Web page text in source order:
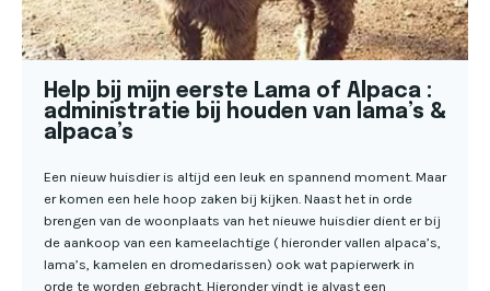
Help bij mijn eerste Lama of Alpaca :
administratie bij houden van lama’s &
alpaca’s
Een nieuw huisdier is altijd een leuk en spannend moment. Maar
er komen een hele hoop zaken bij kijken. Naast het in orde
brengen van de woonplaats van het nieuwe huisdier dient er bij
de aankoop van een kameelachtige ( hieronder vallen alpaca’s,
lama’s, kamelen en dromedarissen) ook wat papierwerk in
orde te worden gebracht. Hieronder vindt je alvast een